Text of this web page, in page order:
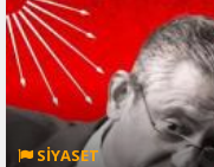
SİYASET